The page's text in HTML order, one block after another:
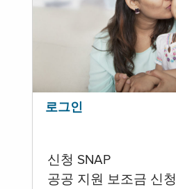
로그인
신청 SNAP
공공 지원 보조금 신청